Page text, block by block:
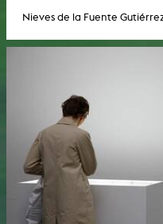
Nieves de la Fuente